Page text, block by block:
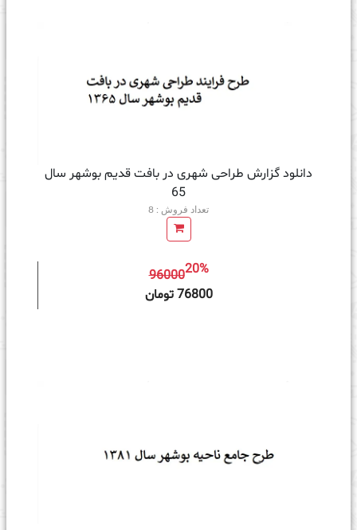
دانلود گزارش طراحی شهری در بافت قدیم بوشهر سال
65
تعداد فروش : 8
9600020%
76800 تومان